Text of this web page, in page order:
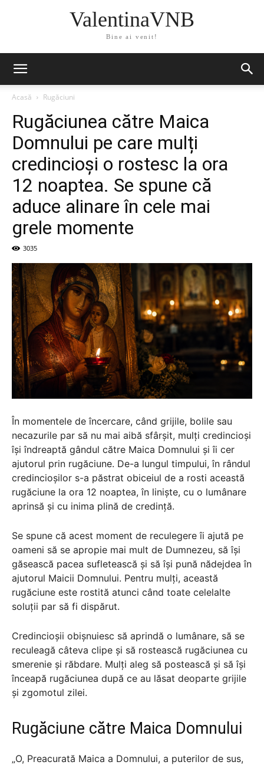
ValentinaVNB
Bine ai venit!
Acasă Rugăciuni
Rugăciunea către Maica
Domnului pe care mulți
credincioși o rostesc la ora
12 noaptea. Se spune că
aduce alinare în cele mai
grele momente
3035
În momentele de încercare, când grijile, bolile sau
necazurile par să nu mai aibă sfârșit, mulți credincioși
își îndreaptă gândul către Maica Domnului și îi cer
ajutorul prin rugăciune. De-a lungul timpului, în rândul
credincioșilor s-a păstrat obiceiul de a rosti această
rugăciune la ora 12 noaptea, în liniște, cu o lumânare
aprinsă și cu inima plină de credință.
Se spune că acest moment de reculegere îi ajută pe
oameni să se apropie mai mult de Dumnezeu, să își
găsească pacea sufletească și să își pună nădejdea în
ajutorul Maicii Domnului. Pentru mulți, această
rugăciune este rostită atunci când toate celelalte
soluții par să fi dispărut.
Credincioșii obișnuiesc să aprindă o lumânare, să se
reculeagă câteva clipe și să rostească rugăciunea cu
smerenie și răbdare. Mulți aleg să postească și să își
înceapă rugăciunea după ce au lăsat deoparte grijile
și zgomotul zilei.
Rugăciune către Maica Domnului
„O, Preacurată Maica a Domnului, a puterilor de sus,